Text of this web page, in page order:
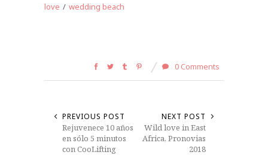
love / wedding beach
0 Comments
PREVIOUS POST
Rejuvenece 10 años
en sólo 5 minutos
con CooLifting
NEXT POST
Wild love in East
Africa, Pronovias
2018